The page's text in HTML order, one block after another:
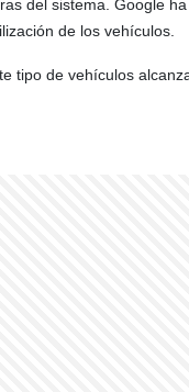
del sistema. Google
de los vehículos.
tipo de vehículos